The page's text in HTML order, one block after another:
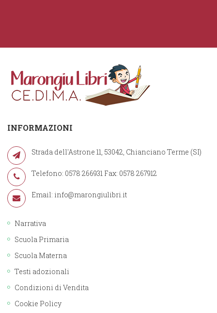
INFORMAZIONI
Strada dell'Astrone 11, 53042, Chianciano Terme (SI)
Telefono: 0578 266931 Fax: 0578 267912
Email: info@marongiulibri.it
Narrativa
Scuola Primaria
Scuola Materna
Testi adozionali
Condizioni di Vendita
Cookie Policy